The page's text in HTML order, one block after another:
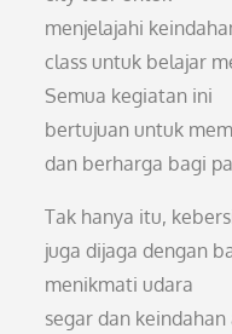
menjelajahi
class untuk belajar
Semua kegiatan ini
bertujuan untuk
dan berharga bagi
Tak hanya itu,
juga dijaga dengan
menikmati udara
segar dan